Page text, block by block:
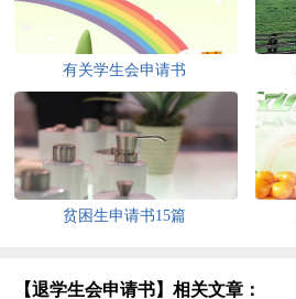
有关学生会申请书
贫困生申请书15篇
【退学生会申请书】相关文章：